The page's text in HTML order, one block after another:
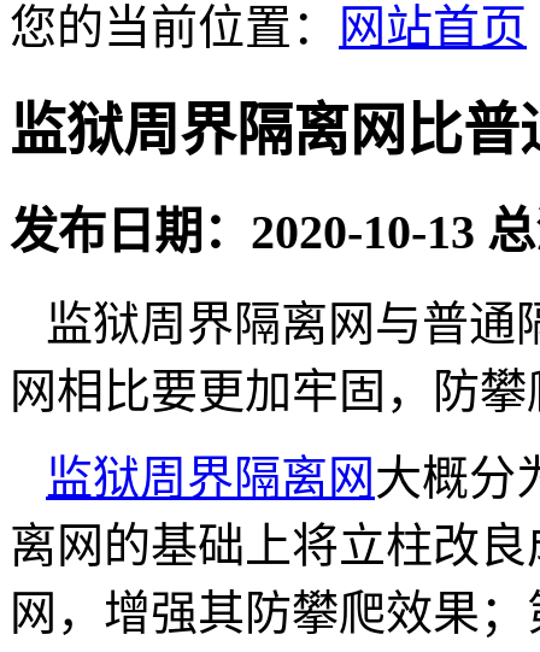
您的当前位置： 网站首页
监狱周界隔离网比
发布日期：2020-10-13
监狱周界隔离网与普通
网相比要更加牢固，防
监狱周界隔离网大概分
离网的基础上将立柱改
网，增强其防攀爬效果